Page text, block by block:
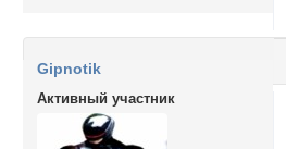
Gipnotik
Активный участник